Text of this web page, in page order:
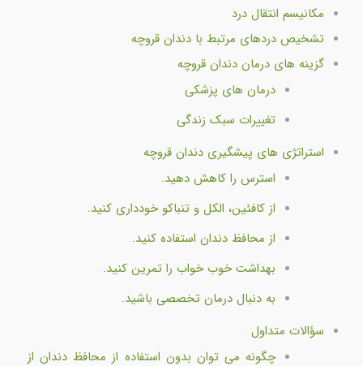
مکانیسم انتقال درد
تشخیص دردهای مرتبط با دندان قروچه
گزینه های درمان دندان قروچه
درمان های پزشکی
تغییرات سبک زندگی
استراتژی های پیشگیری دندان قروچه
استرس را کاهش دهید.
از کافئین، الکل و تنباکو خودداری کنید.
از محافظ دندان استفاده کنید.
بهداشت خوب خواب را تمرین کنید.
به دنبال درمان تخصصی باشید.
سؤالات متداول
چگونه می توان بدون استفاده از محافظ دندان از